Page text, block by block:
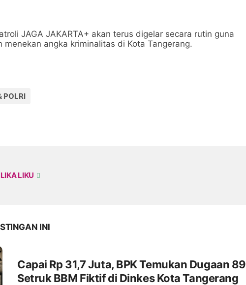
JAGA JAKARTA+ akan terus digelar secara rutin guna
angka kriminalitas di Kota Tangerang.
POLRI
LIKA LIKU
INI
Capai Rp 31,7 Juta, BPK Temukan Dugaan 89
Setruk BBM Fiktif di Dinkes Kota Tangerang